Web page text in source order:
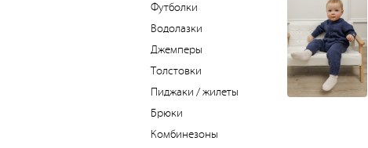
Футболки
Водолазки
Джемперы
Толстовки
Пиджаки / жилеты
Брюки
Комбинезоны